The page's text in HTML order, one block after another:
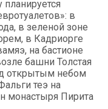
в
в зеленой зоне
в Кадриорге
на бастионе
башни Толстая
открытым небом
теэ на
монастыря Пирита